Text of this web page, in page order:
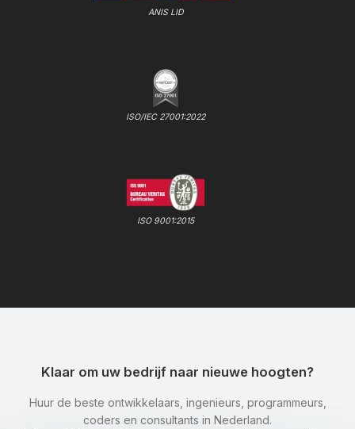
ANIS LID
ISO/IEC 27001:2022
ISO 9001:2015
Klaar om uw bedrijf naar nieuwe hoogten?
Huur de beste ontwikkelaars, ingenieurs, programmeurs,
coders en consultants in Nederland.